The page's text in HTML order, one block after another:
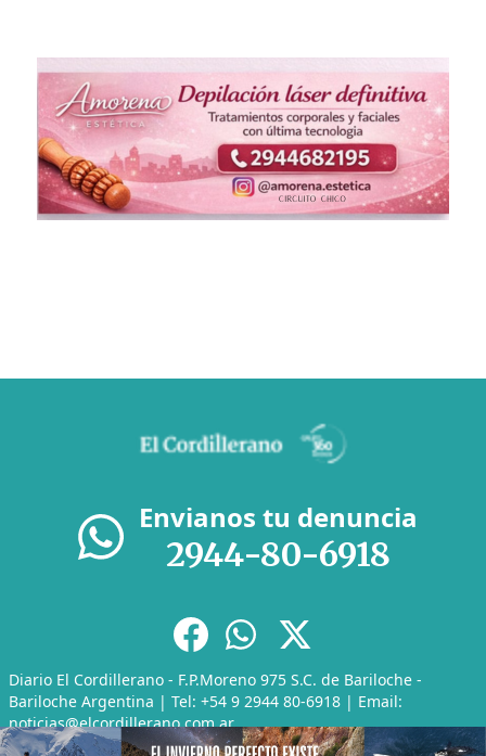
Envianos tu denuncia
2944-80-6918
Diario El Cordillerano - F.P.Moreno 975 S.C. de Bariloche -
Bariloche Argentina | Tel: +54 9 2944 80-6918 | Email:
noticias@elcordillerano.com.ar
RSS|Media Kit|Políticas de Privacidad|Archivo